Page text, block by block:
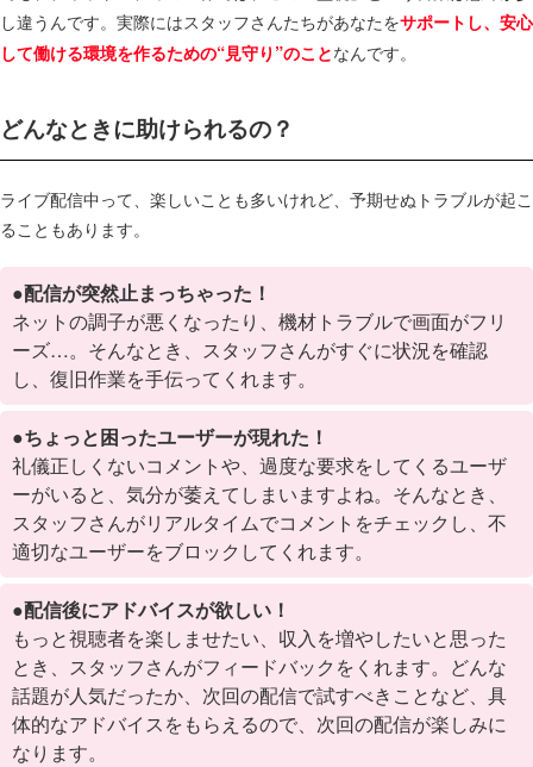
し違うんです。​実際にはスタッフさんたちがあなたをサポートし、安心
して働ける環境を作るための“見守り”のことなんです。
どんなときに助けられるの？
ライブ配信中って、楽しいことも多いけれど、予期せぬトラブルが起こ
ることもあります。
●配信が突然止まっちゃった！
ネットの調子が悪くなったり、機材トラブルで画面がフリ
ーズ…。そんなとき、スタッフさんがすぐに状況を確認
し、復旧作業を手伝ってくれます。​
●ちょっと困ったユーザーが現れた！
礼儀正しくないコメントや、過度な要求をしてくるユーザ
ーがいると、気分が萎えてしまいますよね。そんなとき、
スタッフさんがリアルタイムでコメントをチェックし、不
適切なユーザーをブロックしてくれます。​
●配信後にアドバイスが欲しい！
もっと視聴者を楽しませたい、収入を増やしたいと思った
とき、スタッフさんがフィードバックをくれます。どんな
話題が人気だったか、次回の配信で試すべきことなど、具
体的なアドバイスをもらえるので、次回の配信が楽しみに
なります。​